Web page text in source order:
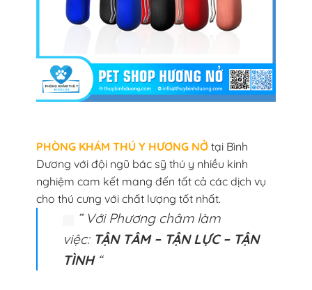
PHÒNG KHÁM THÚ Y HƯƠNG NỞtại Bình
Dương với đội ngũ bác sỹ thú y nhiều kinh
nghiệm cam kết mang đến tất cả các dịch vụ
cho thú cưng với chất lượng tốt nhất.
” Với Phương châm làm
việc: TẬN TÂM – TẬN LỰC – TẬN
TÌNH“